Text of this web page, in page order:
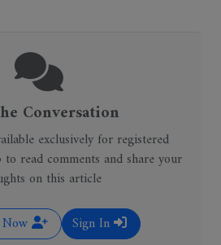
Conversation
exclusively for registered
read comments and share your
on this article.